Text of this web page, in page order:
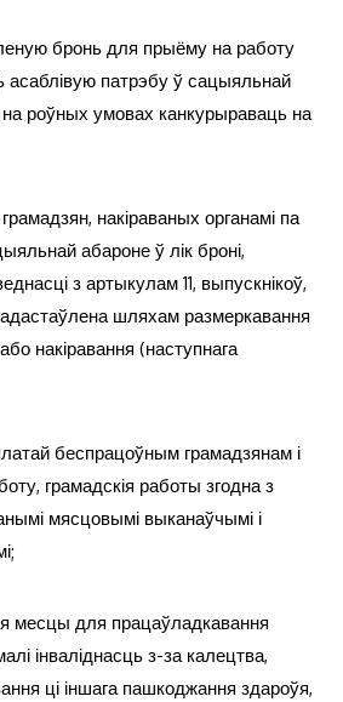
бронь для прыёму на работу
асаблівую патрэбу ў сацыяльнай
роўных умовах канкурыраваць на
накіраваных органамі па
абароне ў лік броні,
з артыкулам 11, выпускнікоў,
шляхам размеркавання
накіравання (наступнага
беспрацоўным грамадзянам і
грамадскія работы згодна з
мясцовымі выканаўчымі і
месцы для працаўладкавання
інваліднасць з-за калецтва,
ці іншага пашкоджання здароўя,